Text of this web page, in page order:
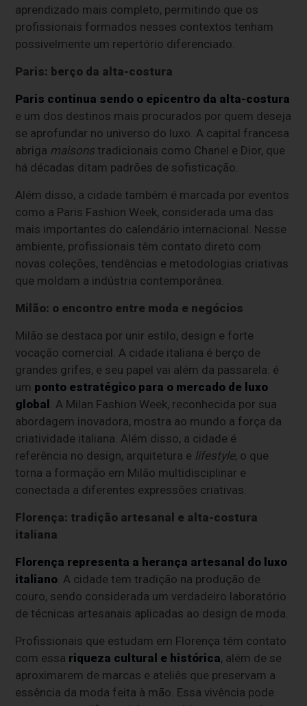
aprendizado mais completo, permitindo que os
profissionais formados nesses contextos tenham
possivelmente um repertório diferenciado.
Paris: berço da alta-costura
Paris continua sendo o epicentro da alta-costura
e um dos destinos mais procurados por quem deseja
se aprofundar no universo do luxo. A capital francesa
abriga maisons tradicionais como Chanel e Dior, que
há décadas ditam padrões de sofisticação.
Além disso, a cidade também é marcada por eventos
como a Paris Fashion Week, considerada uma das
mais importantes do calendário internacional. Nesse
ambiente, profissionais têm contato direto com
novas coleções, tendências e metodologias criativas
que moldam a indústria contemporânea.
Milão: o encontro entre moda e negócios
Milão se destaca por unir estilo, design e forte
vocação comercial. A cidade italiana é berço de
grandes grifes, e seu papel vai além da passarela: é
um ponto estratégico para o mercado de luxo
global . A Milan Fashion Week, reconhecida por sua
abordagem inovadora, mostra ao mundo a força da
criatividade italiana. Além disso, a cidade é
referência no design, arquitetura e lifestyle, o que
torna a formação em Milão multidisciplinar e
conectada a diferentes expressões criativas.
Florença: tradição artesanal e alta-costura
italiana
Florença representa a herança artesanal do luxo
italiano. A cidade tem tradição na produção de
couro, sendo considerada um verdadeiro laboratório
de técnicas artesanais aplicadas ao design de moda.
Profissionais que estudam em Florença têm contato
com essa riqueza cultural e histórica, além de se
aproximarem de marcas e ateliês que preservam a
essência da moda feita à mão. Essa vivência pode